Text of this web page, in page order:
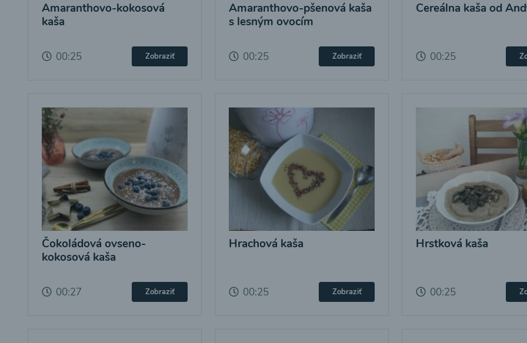
Amaranthovo-kokosová
kaša
00:25 Zobraziť
Amaranthovo-pšenová kaša
s lesným ovocím
00:25 Zobraziť
Cereálna kaša od
00:25
Čokoládová ovseno-
kokosová kaša
00:27 Zobraziť
Hrachová kaša
00:25 Zobraziť
Hrstková kaša
00:25